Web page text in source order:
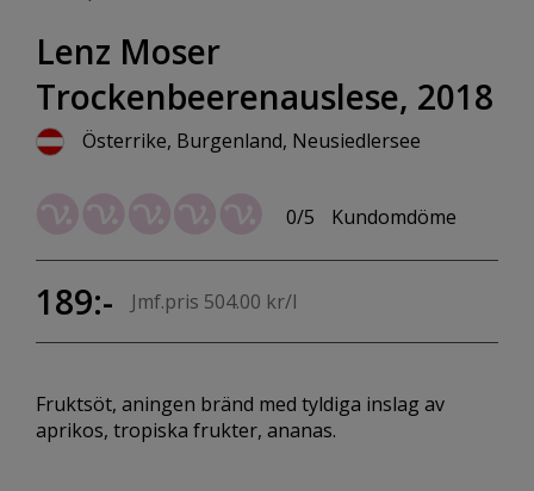
Lenz Moser
Trockenbeerenauslese, 2018
Österrike, Burgenland, Neusiedlersee
0/5 Kundomdöme
189:- Jmf.pris 504.00 kr/l
Fruktsöt, aningen bränd med tyldiga inslag av
aprikos, tropiska frukter, ananas.